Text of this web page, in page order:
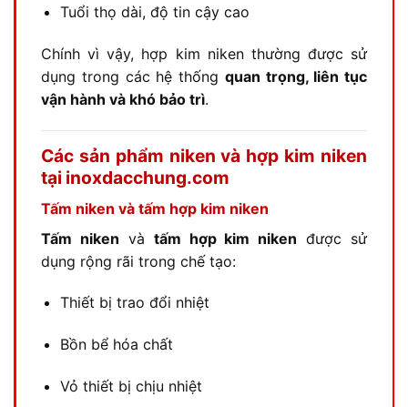
Tuổi thọ dài, độ tin cậy cao
Chính vì vậy, hợp kim niken thường được sử
dụng trong các hệ thống quan trọng, liên tục
vận hành và khó bảo trì.
Các sản phẩm niken và hợp kim niken
tại inoxdacchung.com
Tấm niken và tấm hợp kim niken
Tấm niken và tấm hợp kim niken được sử
dụng rộng rãi trong chế tạo:
Thiết bị trao đổi nhiệt
Bồn bể hóa chất
Vỏ thiết bị chịu nhiệt